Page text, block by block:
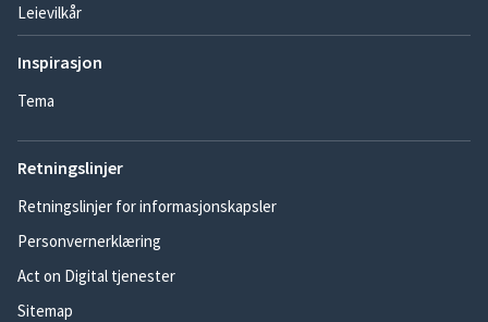
Leievilkår
Inspirasjon
Tema
Retningslinjer
Retningslinjer for informasjonskapsler
Personvernerklæring
Act on Digital tjenester
Sitemap